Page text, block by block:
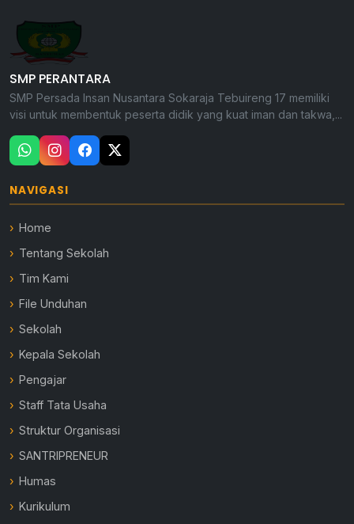
SMP PERANTARA
SMP Persada Insan Nusantara Sokaraja Tebuireng 17 memiliki
visi untuk membentuk peserta didik yang kuat iman dan takwa,...
NAVIGASI
Home
Tentang Sekolah
Tim Kami
File Unduhan
Sekolah
Kepala Sekolah
Pengajar
Staff Tata Usaha
Struktur Organisasi
SANTRIPRENEUR
Humas
Kurikulum